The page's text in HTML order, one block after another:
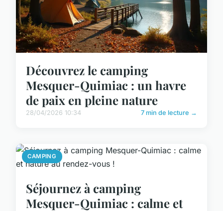
Découvrez le camping
Mesquer-Quimiac : un havre
de paix en pleine nature
28/04/2026 10:34 7 min de lecture →
CAMPING
Séjournez à camping
Mesquer-Quimiac : calme et